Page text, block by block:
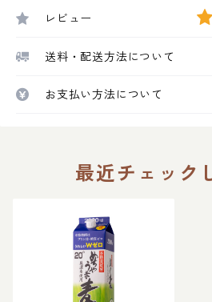
レビュー
送料・配送方法について
お支払い方法について
最近チェック